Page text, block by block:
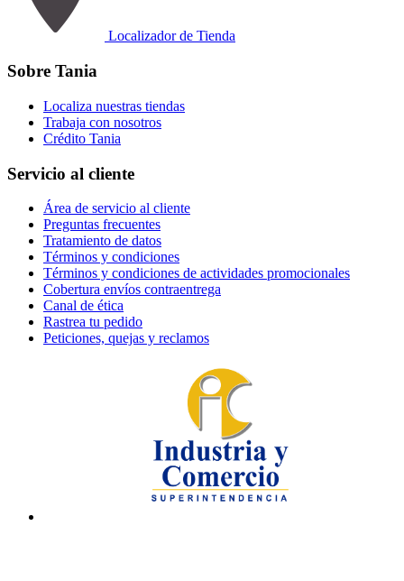
Localizador de Tienda
Sobre Tania
Localiza nuestras tiendas
Trabaja con nosotros
Crédito Tania
Servicio al cliente
Área de servicio al cliente
Preguntas frecuentes
Tratamiento de datos
Términos y condiciones
Términos y condiciones de actividades promocionales
Cobertura envíos contraentrega
Canal de ética
Rastrea tu pedido
Peticiones, quejas y reclamos